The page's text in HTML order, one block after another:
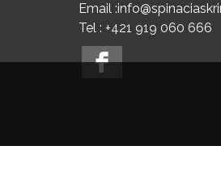
Email
Tel : +421 919 060 666